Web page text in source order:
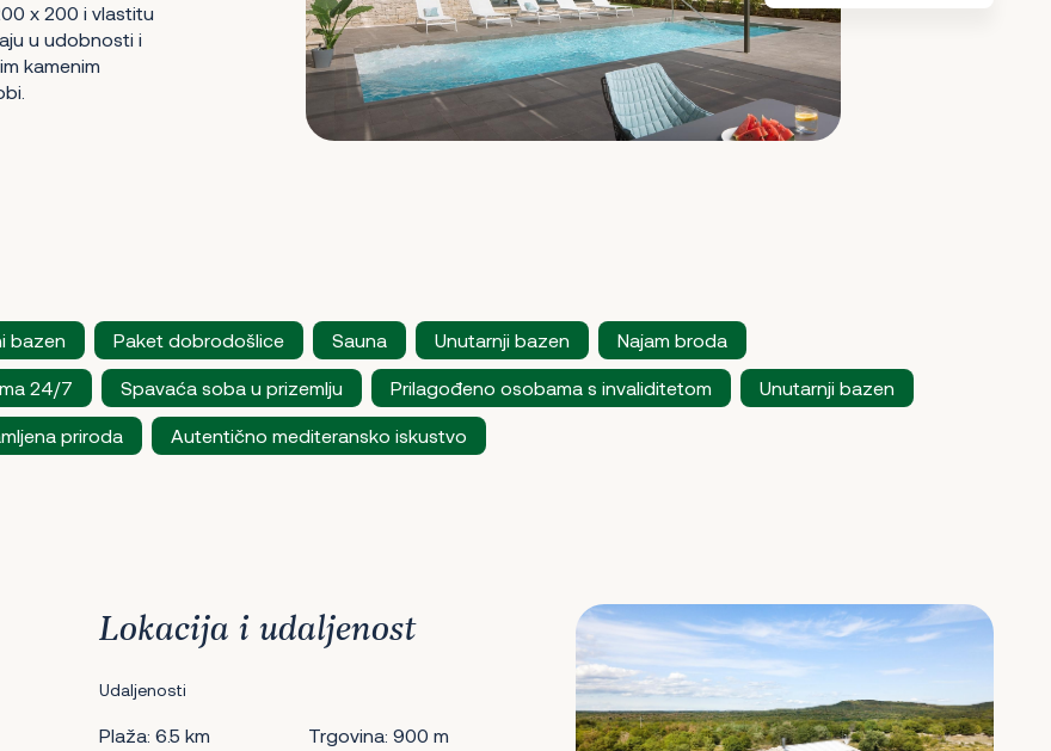
x 200 i vlastitu
u udobnosti i
kamenim
bazen Paket dobrodošlice Sauna Unutarnji bazen Najam broda
24/7 Spavaća soba u prizemlju Prilagođeno osobama s invaliditetom Unutarnji bazen
priroda Autentično mediteransko iskustvo
Lokacija i udaljenost
Udaljenosti
Plaža: 6.5 km
Trgovina: 900 m